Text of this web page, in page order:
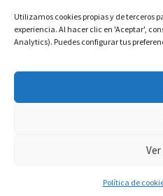
Utilizamos cookies propias y de terceros
experiencia. Al hacer clic en 'Aceptar',
Analytics). Puedes configurar tus
Política de